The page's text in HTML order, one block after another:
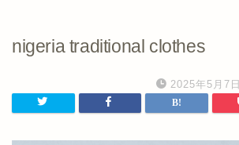
nigeria traditional clothes
2025年5月7日